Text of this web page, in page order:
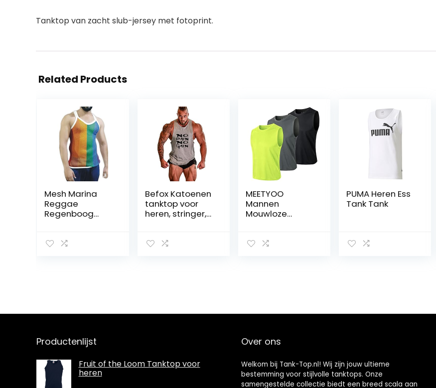
Tanktop van zacht slub-jersey met fotoprint.
Related Products
Mesh Marina
Reggae
Regenboog
Uitgerust
Befox Katoenen
tanktop voor
heren, stringer,
gain, vest,
MEETYOO
Mannen
Mouwloze
Vest Top Voor
PUMA Heren Ess
Tank Tank
Productenlijst
Fruit of the Loom Tanktop voor
heren
Over ons
Welkom bij Tank-Top.nl! Wij zijn jouw ultieme
bestemming voor stijlvolle tanktops. Onze
samengestelde collectie biedt een breed scala aan